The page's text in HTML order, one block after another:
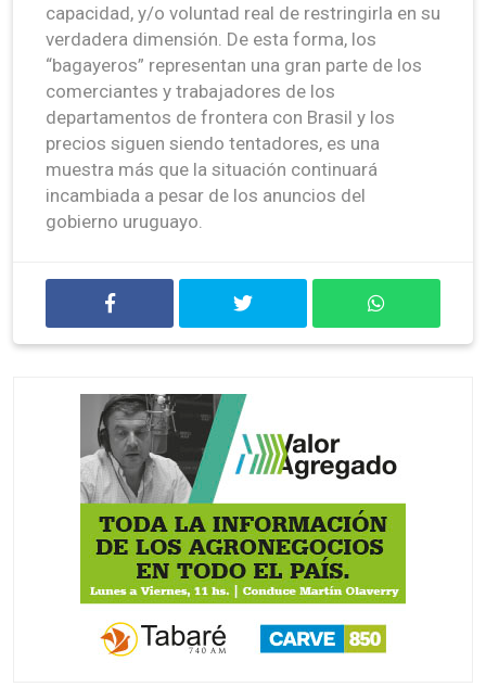
capacidad, y/o voluntad real de restringirla en su
verdadera dimensión. De esta forma, los
“bagayeros” representan una gran parte de los
comerciantes y trabajadores de los
departamentos de frontera con Brasil y los
precios siguen siendo tentadores, es una
muestra más que la situación continuará
incambiada a pesar de los anuncios del
gobierno uruguayo.